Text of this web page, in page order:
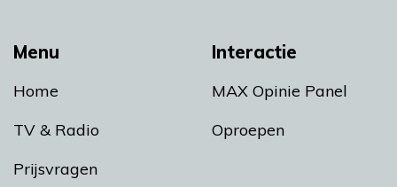
Menu
Home
TV & Radio
Prijsvragen
Interactie
MAX Opinie Panel
Oproepen